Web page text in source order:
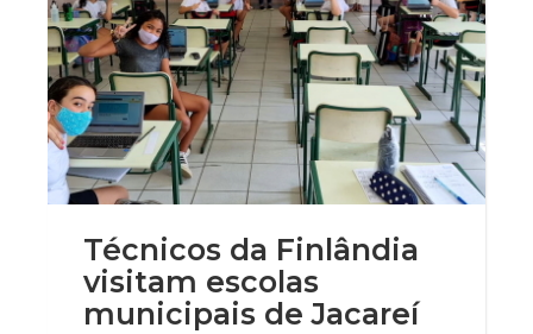
Técnicos da Finlândia
visitam escolas
municipais de Jacareí